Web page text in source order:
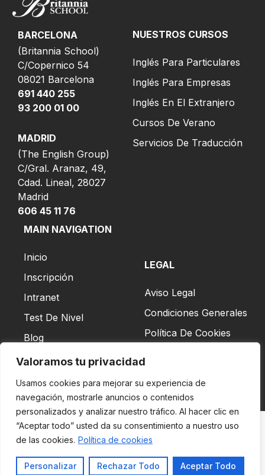
Valoramos tu privacidad
Usamos cookies para mejorar su experiencia de
navegación, mostrarle anuncios o contenidos
personalizados y analizar nuestro tráfico. Al hacer clic en
“Aceptar todo” usted da su consentimiento a nuestro uso
de las cookies. Política de cookies
Personalizar Rechazar Todo Aceptar Todo
BARCELONA
(Britannia School)
C/Copernico 54
08021 Barcelona
691 440 255
93 200 01 00
MADRID
(The English Group)
C/Gral. Aranaz, 49,
Cdad. Lineal, 28027
Madrid
606 45 11 76
NUESTROS CURSOS
Inglés Para Particulares
Inglés Para Empresas
Inglés En El Extranjero
Cursos De Verano
Servicios De Traducción
MAIN NAVIGATION
Inicio
Inscripción
Intranet
Test De Nivel
Blog
LEGAL
Aviso Legal
Condiciones Generales
Política De Cookies
Copyright © 2026
Britannia School | Todos los derechos reservados
Desarrollado por